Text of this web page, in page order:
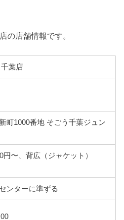
の店舗情報です。
葉店
町1000番地 そごう千葉ジュン
円〜、背広（ジャケット）
ンターに準ずる